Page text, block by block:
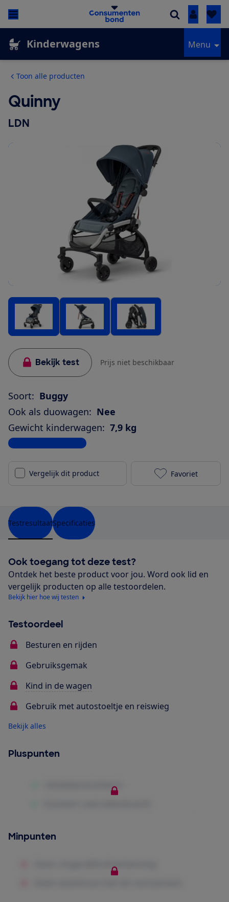
Inloggen
Kinderwagens Menu
Toon alle producten
Quinny
LDN
Bekijk test Prijs niet beschikbaar
Soort: Buggy
Ook als duowagen: Nee
Gewicht kinderwagen: 7,9 kg
Bekijk alle specificaties
Vergelijk dit product Quinny LDN
Favoriet
TestresultaatSpecificaties
Ook toegang tot deze test?
Ontdek het beste product voor jou. Word ook lid en
vergelijk producten op alle testoordelen.
Bekijk hier hoe wij testen
Testoordeel
Besturen en rijden
Gebruiksgemak
Kind in de wagen
Gebruik met autostoeltje en reiswieg
Bekijk alles
Pluspunten
Minpunten